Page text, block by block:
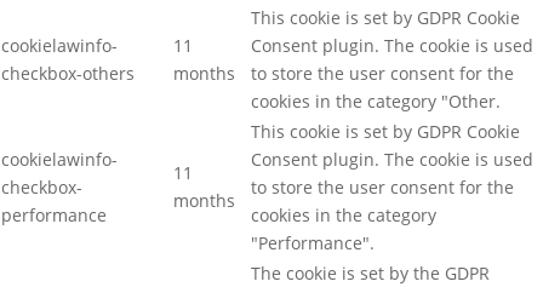
cookielawinfo-
checkbox-others
11
months
This cookie is set by GDPR Cookie
Consent plugin. The cookie is used
to store the user consent for the
cookies in the category "Other.
cookielawinfo-
checkbox-
performance
11
months
This cookie is set by GDPR Cookie
Consent plugin. The cookie is used
to store the user consent for the
cookies in the category
"Performance".
The cookie is set by the GDPR